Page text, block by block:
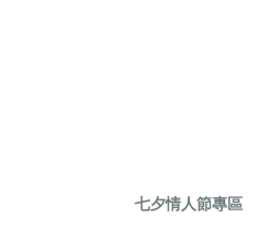
七夕情人節專區